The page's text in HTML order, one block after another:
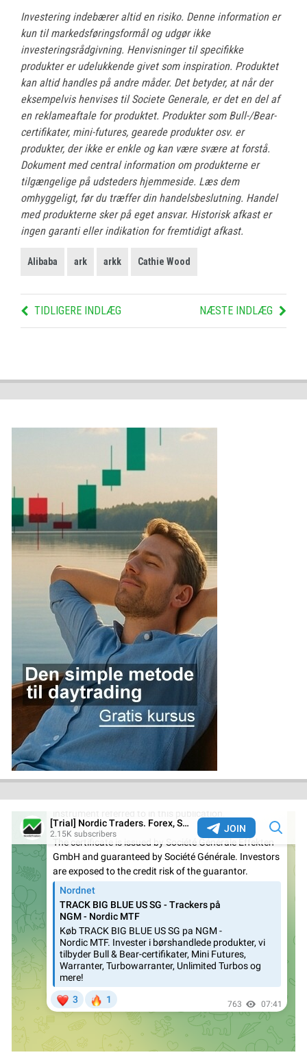
Investering indebærer altid en risiko. Denne information er
kun til markedsføringsformål og udgør ikke
investeringsrådgivning. Henvisninger til specifikke
produkter er udelukkende givet som inspiration. Produktet
kan altid handles på andre måder. Det betyder, at når der
eksempelvis henvises til Societe Generale, er det en del af
en reklameaftale for produktet. Produkter som Bull-/Bear-
certifikater, mini-futures, gearede produkter osv. er
produkter, der ikke er enkle og kan være svære at forstå.
Dokument med central information om produkterne er
tilgængelige på udsteders hjemmeside. Læs dem
omhyggeligt, før du træffer din handelsbeslutning. Handel
med produkterne sker på eget ansvar. Historisk afkast er
ingen garanti eller indikation for fremtidigt afkast.
Alibaba ark arkk Cathie Wood
TIDLIGERE INDLÆG NÆSTE INDLÆG